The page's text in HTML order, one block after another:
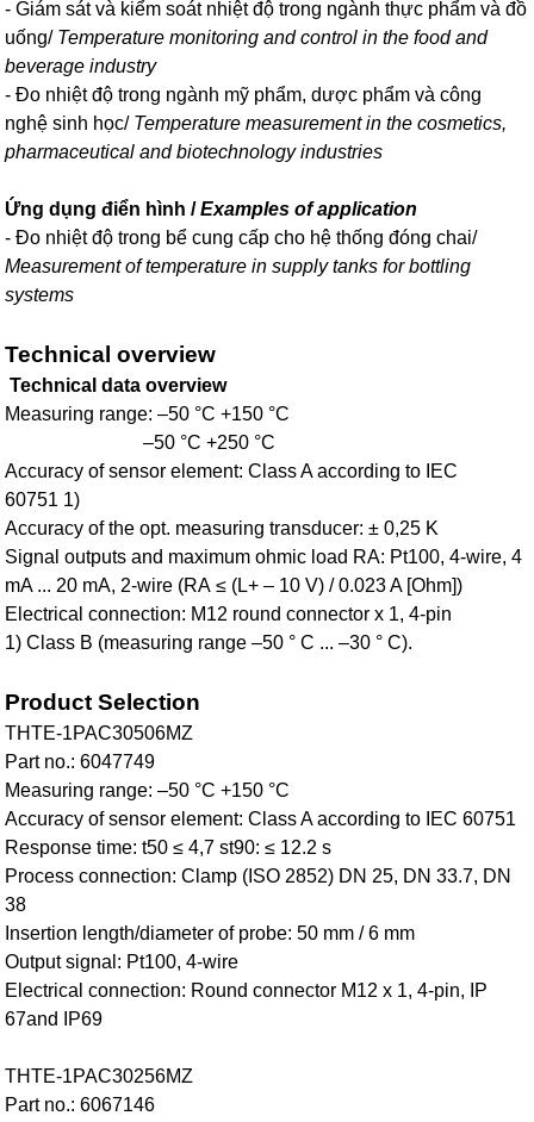
- Giám sát và kiểm soát nhiệt độ trong ngành thực phẩm và đồ
uống/ Temperature monitoring and control in the food and
beverage industry
- Đo nhiệt độ trong ngành mỹ phẩm, dược phẩm và công
nghệ sinh học/ Temperature measurement in the cosmetics,
pharmaceutical and biotechnology industries
Ứng dụng điển hình /Examples of application
- Đo nhiệt độ trong bể cung cấp cho hệ thống đóng chai/
Measurement of temperature in supply tanks for bottling
systems
Technical overview
Technical data overview
Measuring range: –50 °C +150 °C
–50 °C +250 °C
Accuracy of sensor element: Class A according to IEC
60751 1)
Accuracy of the opt. measuring transducer: ± 0,25 K
Signal outputs and maximum ohmic load RA: Pt100, 4-wire, 4
mA ... 20 mA, 2-wire (RA ≤ (L+ – 10 V) / 0.023 A [Ohm])
Electrical connection: M12 round connector x 1, 4-pin
1) Class B (measuring range –50 ° C ... –30 ° C).
Product Selection
THTE-1PAC30506MZ
Part no.: 6047749
Measuring range: –50 °C +150 °C
Accuracy of sensor element: Class A according to IEC 60751
Response time: t50 ≤ 4,7 st90: ≤ 12.2 s
Process connection: Clamp (ISO 2852) DN 25, DN 33.7, DN
38
Insertion length/diameter of probe: 50 mm / 6 mm
Output signal: Pt100, 4-wire
Electrical connection: Round connector M12 x 1, 4-pin, IP
67and IP69
THTE-1PAC30256MZ
Part no.: 6067146